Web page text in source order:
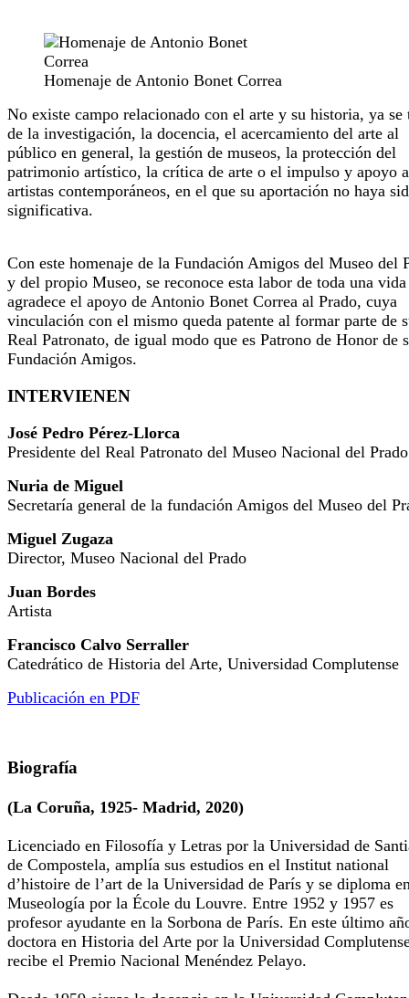
Homenaje de Antonio Bonet Correa
No existe campo relacionado con el arte y su historia, ya se
de la investigación, la docencia, el acercamiento del arte al
público en general, la gestión de museos, la protección del
patrimonio artístico, la crítica de arte o el impulso y apoyo
artistas contemporáneos, en el que su aportación no haya
significativa.
Con este homenaje de la Fundación Amigos del Museo del
y del propio Museo, se reconoce esta labor de toda una
agradece el apoyo de Antonio Bonet Correa al Prado, cuya
vinculación con el mismo queda patente al formar parte de
Real Patronato, de igual modo que es Patrono de Honor de
Fundación Amigos.
INTERVIENEN
José Pedro Pérez-Llorca
Presidente del Real Patronato del Museo Nacional del Prado
Nuria de Miguel
Secretaría general de la fundación Amigos del Museo del
Miguel Zugaza
Director, Museo Nacional del Prado
Juan Bordes
Artista
Francisco Calvo Serraller
Catedrático de Historia del Arte, Universidad Complutense
Publicación en PDF
Biografía
(La Coruña, 1925- Madrid, 2020)
Licenciado en Filosofía y Letras por la Universidad de
de Compostela, amplía sus estudios en el Institut national
d’histoire de l’art de la Universidad de París y se diploma
Museología por la École du Louvre. Entre 1952 y 1957 es
profesor ayudante en la Sorbona de París. En este último
doctora en Historia del Arte por la Universidad
recibe el Premio Nacional Menéndez Pelayo.